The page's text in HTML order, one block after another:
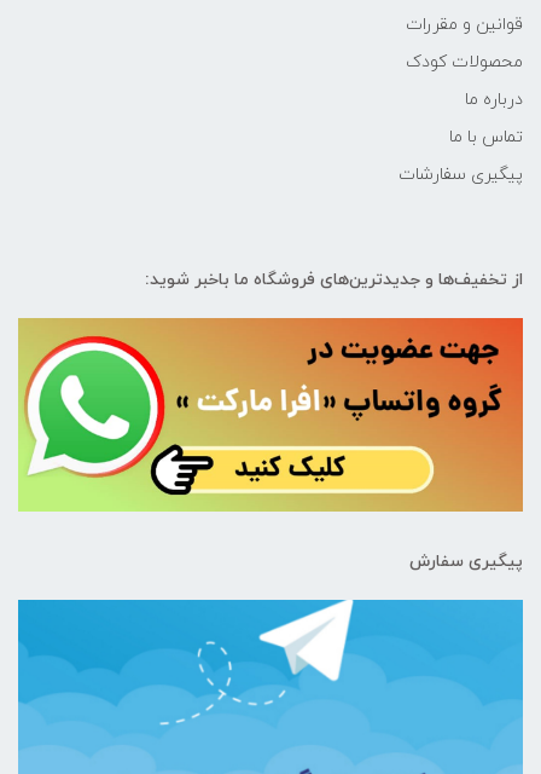
قوانین و مقررات
محصولات کودک
درباره ما
تماس با ما
پیگیری سفارشات
از تخفیف‌ها و جدیدترین‌های فروشگاه ما باخبر شوید:
پیگیری سفارش